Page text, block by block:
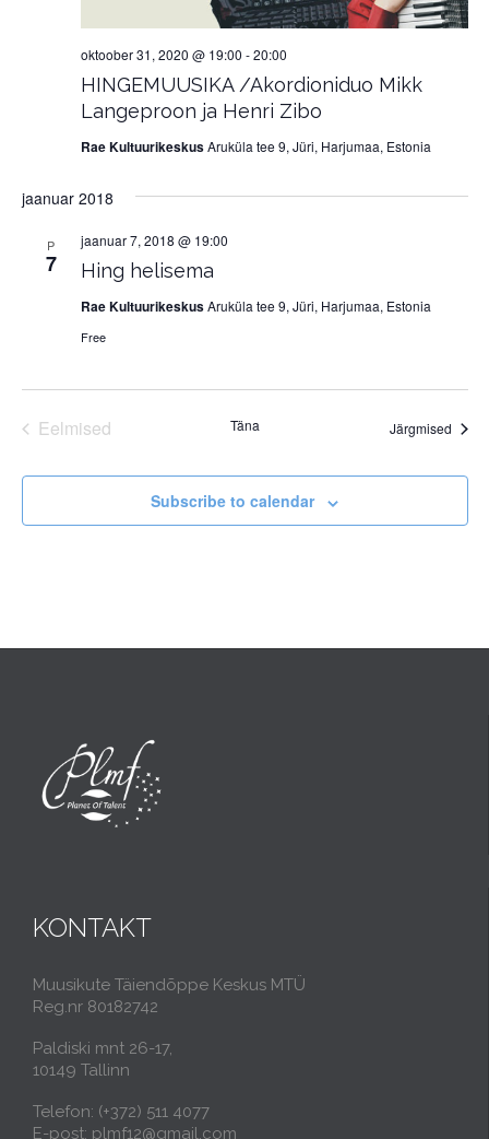
HINGEMUUSIKA /Akordioniduo Mikk
Langeproon ja Henri Zibo
oktoober 31, 2020 @ 19:00 -20:00
Rae KultuurikeskusAruküla tee 9, Jüri, Harjumaa, Estonia
jaanuar 2018
P
7 Hing helisema
jaanuar 7, 2018 @ 19:00
Rae KultuurikeskusAruküla tee 9, Jüri, Harjumaa, Estonia
Free
Eelmised
Täna Järgmised
Subscribe to calendar
KONTAKT
Muusikute Täiendõppe Keskus MTÜ
Reg.nr 80182742
Paldiski mnt 26-17,
10149 Tallinn
Telefon: (+372) 511 4077
E-post: plmf12@gmail.com